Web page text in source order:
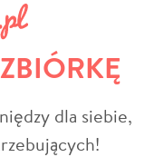
dla siebie,